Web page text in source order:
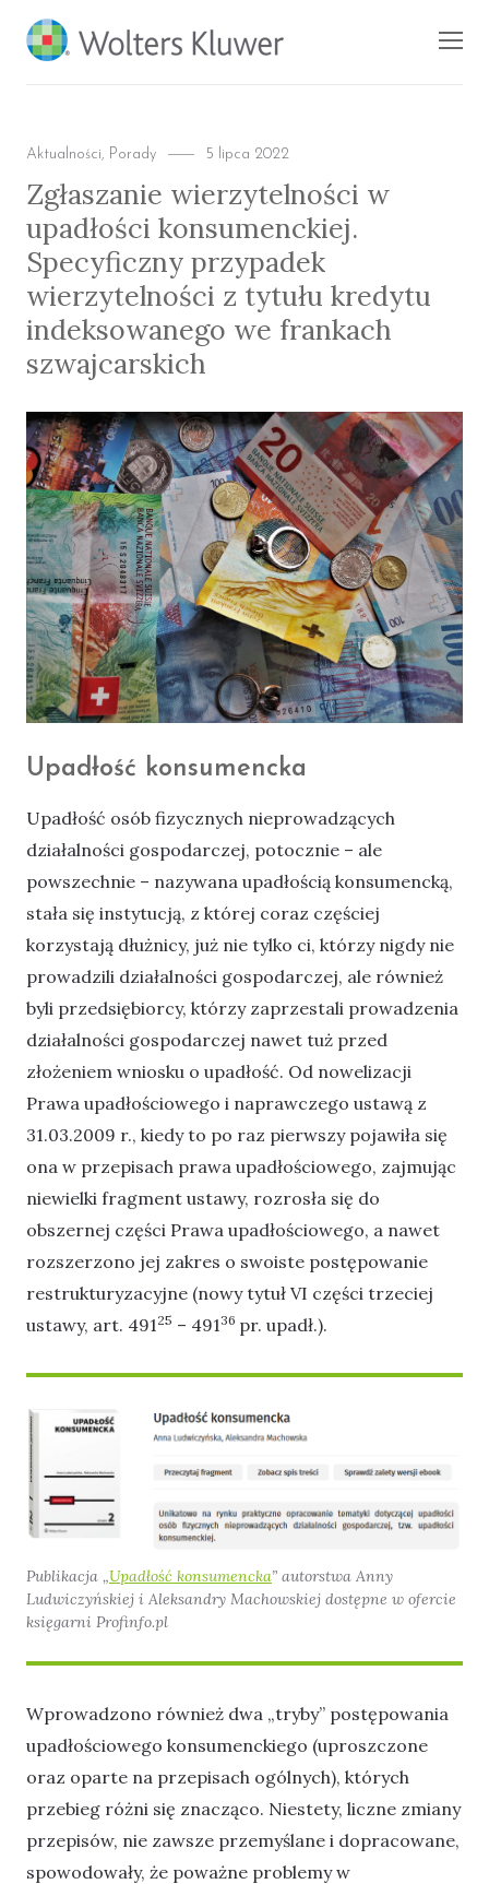
BLOG KSIĘGARNI
PROFINFO.PL
Categories
Aktualności, Porady
Posted
5 lipca 2022
Zgłaszanie wierzytelności w
upadłości konsumenckiej.
Specyficzny przypadek
wierzytelności z tytułu kredytu
indeksowanego we frankach
szwajcarskich
Upadłość konsumencka
Upadłość osób fizycznych nieprowadzących
działalności gospodarczej, potocznie – ale
powszechnie – nazywana upadłością konsumencką,
stała się instytucją, z której coraz częściej
korzystają dłużnicy, już nie tylko ci, którzy nigdy nie
prowadzili działalności gospodarczej, ale również
byli przedsiębiorcy, którzy zaprzestali prowadzenia
działalności gospodarczej nawet tuż przed
złożeniem wniosku o upadłość. Od nowelizacji
Prawa upadłościowego i naprawczego ustawą z
31.03.2009 r., kiedy to po raz pierwszy pojawiła się
ona w przepisach prawa upadłościowego, zajmując
niewielki fragment ustawy, rozrosła się do
obszernej części Prawa upadłościowego, a nawet
rozszerzono jej zakres o swoiste postępowanie
restrukturyzacyjne (nowy tytuł VI części trzeciej
ustawy, art. 49125 – 49136 pr. upadł.).
Publikacja „Upadłość konsumencka” autorstwa Anny
Ludwiczyńskiej i Aleksandry Machowskiej dostępne w ofercie
księgarni Profinfo.pl
Wprowadzono również dwa „tryby” postępowania
upadłościowego konsumenckiego (uproszczone
oraz oparte na przepisach ogólnych), których
przebieg różni się znacząco. Niestety, liczne zmiany
przepisów, nie zawsze przemyślane i dopracowane,
spowodowały, że poważne problemy w